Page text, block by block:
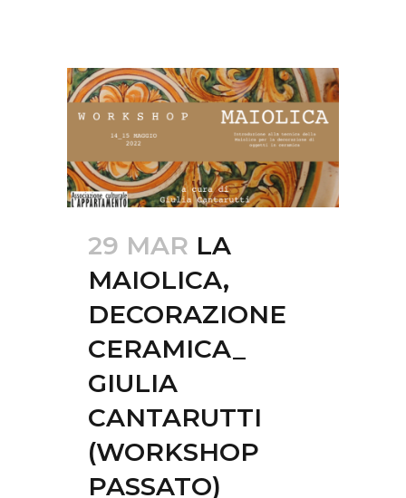
29 MAR LA
MAIOLICA,
DECORAZIONE
CERAMICA_
GIULIA
CANTARUTTI
(WORKSHOP
PASSATO)